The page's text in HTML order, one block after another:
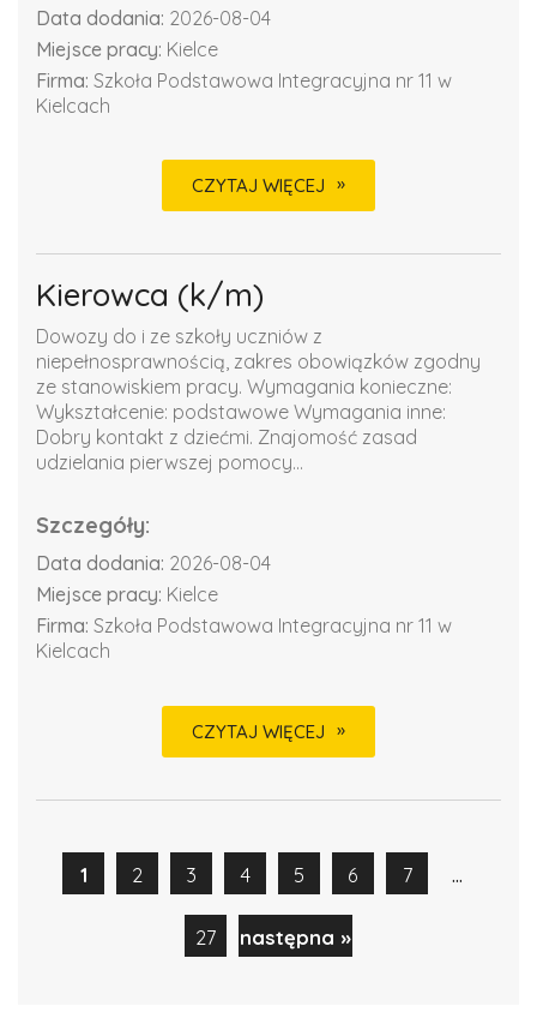
Data dodania: 2026-08-04
Miejsce pracy: Kielce
Firma: Szkoła Podstawowa Integracyjna nr 11 w
Kielcach
CZYTAJ WIĘCEJ
Kierowca (k/m)
Dowozy do i ze szkoły uczniów z
niepełnosprawnością, zakres obowiązków zgodny
ze stanowiskiem pracy. Wymagania konieczne:
Wykształcenie: podstawowe Wymagania inne:
Dobry kontakt z dziećmi. Znajomość zasad
udzielania pierwszej pomocy...
Szczegóły:
Data dodania: 2026-08-04
Miejsce pracy: Kielce
Firma: Szkoła Podstawowa Integracyjna nr 11 w
Kielcach
CZYTAJ WIĘCEJ
1 2 3 4 5 6 7 ...
27 następna »